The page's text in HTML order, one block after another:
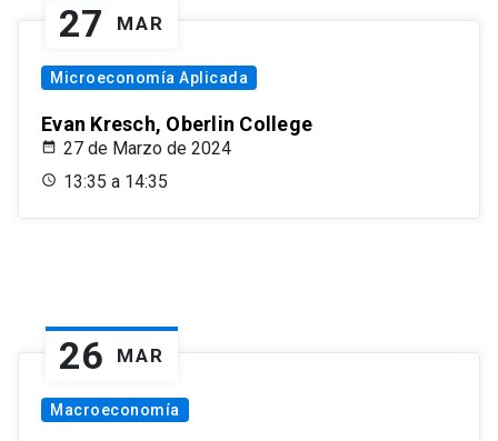
27 MAR
Microeconomía Aplicada
Evan Kresch, Oberlin College
27 de Marzo de 2024
13:35 a 14:35
26 MAR
Macroeconomía